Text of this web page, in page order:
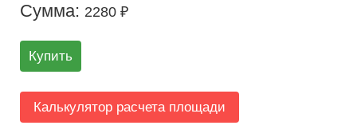
Сумма: 2280 ₽
Купить
Калькулятор расчета площади